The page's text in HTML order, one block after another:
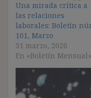
Una mirada crítica a
las relaciones
laborales: Boletín
101, Marzo
31 marzo, 2026
En «Boletín Mensual»